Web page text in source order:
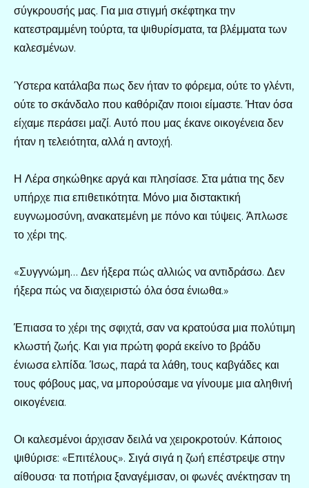
σύγκρουσής μας. Για μια στιγμή σκέφτηκα την
κατεστραμμένη τούρτα, τα ψιθυρίσματα, τα βλέμματα των
καλεσμένων.
Ύστερα κατάλαβα πως δεν ήταν το φόρεμα, ούτε το γλέντι,
ούτε το σκάνδαλο που καθόριζαν ποιοι είμαστε. Ήταν όσα
είχαμε περάσει μαζί. Αυτό που μας έκανε οικογένεια δεν
ήταν η τελειότητα, αλλά η αντοχή.
Η Λέρα σηκώθηκε αργά και πλησίασε. Στα μάτια της δεν
υπήρχε πια επιθετικότητα. Μόνο μια διστακτική
ευγνωμοσύνη, ανακατεμένη με πόνο και τύψεις. Άπλωσε
το χέρι της.
«Συγγνώμη… Δεν ήξερα πώς αλλιώς να αντιδράσω. Δεν
ήξερα πώς να διαχειριστώ όλα όσα ένιωθα.»
Έπιασα το χέρι της σφιχτά, σαν να κρατούσα μια πολύτιμη
κλωστή ζωής. Και για πρώτη φορά εκείνο το βράδυ
ένιωσα ελπίδα. Ίσως, παρά τα λάθη, τους καβγάδες και
τους φόβους μας, να μπορούσαμε να γίνουμε μια αληθινή
οικογένεια.
Οι καλεσμένοι άρχισαν δειλά να χειροκροτούν. Κάποιος
ψιθύρισε: «Επιτέλους». Σιγά σιγά η ζωή επέστρεψε στην
αίθουσα· τα ποτήρια ξαναγέμισαν, οι φωνές ανέκτησαν τη